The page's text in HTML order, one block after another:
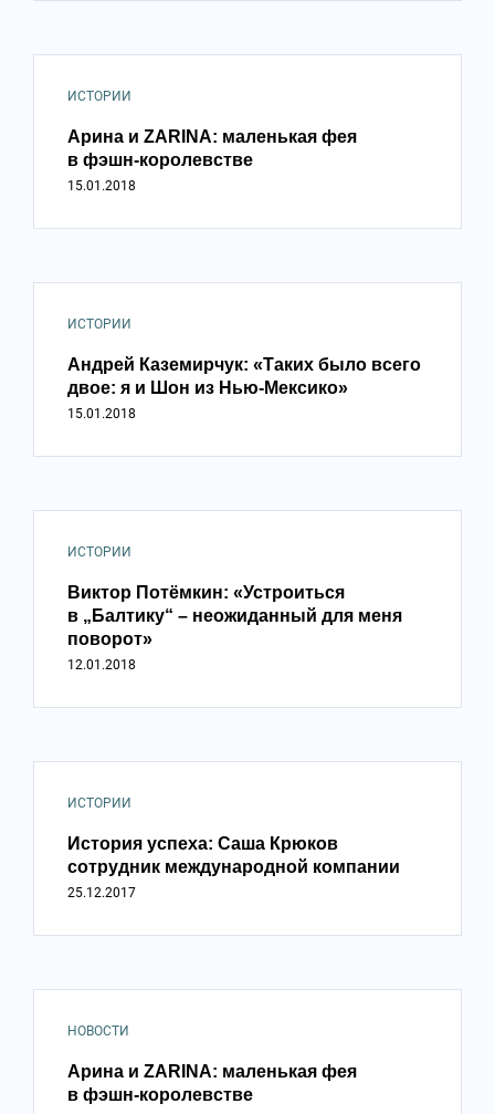
ИСТОРИИ
Арина и ZARINA: маленькая фея
в фэшн-королевстве
15.01.2018
ИСТОРИИ
Андрей Каземирчук: «Таких было всего
двое: я и Шон из Нью-Мексико»
15.01.2018
ИСТОРИИ
Виктор Потёмкин: «Устроиться
в „Балтику“ – неожиданный для меня
поворот»
12.01.2018
ИСТОРИИ
История успеха: Саша Крюков
сотрудник международной компании
25.12.2017
НОВОСТИ
Арина и ZARINA: маленькая фея
в фэшн-королевстве